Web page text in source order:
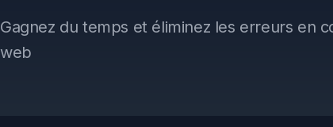
Gagnez du temps et éliminez les erreurs en
web